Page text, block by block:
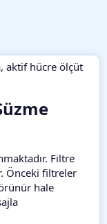
aktif hücre ölçüt
Filtre
Önceki filtreler
hale